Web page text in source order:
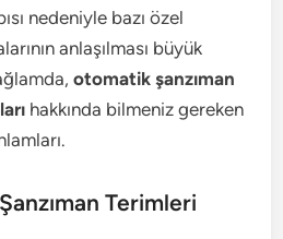
nedeniyle bazı özel
anlaşılması büyük
otomatik şanzıman
hakkında bilmeniz gereken
Terimleri